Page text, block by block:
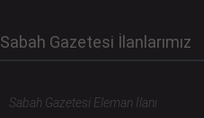
Sabah Gazetesi İlanlarımız
Sabah Gazetesi Eleman İlanı